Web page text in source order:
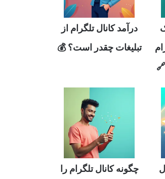
درآمد کانال تلگرام از
تبلیغات چقدر است؟ 💰
چگونه کانال تلگرام را